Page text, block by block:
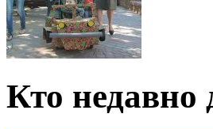
Кто недавно